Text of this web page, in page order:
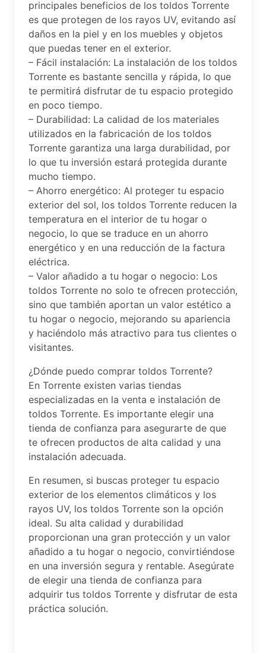
principales beneficios de los toldos Torrente
es que protegen de los rayos UV, evitando así
daños en la piel y en los muebles y objetos
que puedas tener en el exterior.
– Fácil instalación: La instalación de los toldos
Torrente es bastante sencilla y rápida, lo que
te permitirá disfrutar de tu espacio protegido
en poco tiempo.
– Durabilidad: La calidad de los materiales
utilizados en la fabricación de los toldos
Torrente garantiza una larga durabilidad, por
lo que tu inversión estará protegida durante
mucho tiempo.
– Ahorro energético: Al proteger tu espacio
exterior del sol, los toldos Torrente reducen la
temperatura en el interior de tu hogar o
negocio, lo que se traduce en un ahorro
energético y en una reducción de la factura
eléctrica.
– Valor añadido a tu hogar o negocio: Los
toldos Torrente no solo te ofrecen protección,
sino que también aportan un valor estético a
tu hogar o negocio, mejorando su apariencia
y haciéndolo más atractivo para tus clientes o
visitantes.
¿Dónde puedo comprar toldos Torrente?
En Torrente existen varias tiendas
especializadas en la venta e instalación de
toldos Torrente. Es importante elegir una
tienda de confianza para asegurarte de que
te ofrecen productos de alta calidad y una
instalación adecuada.
En resumen, si buscas proteger tu espacio
exterior de los elementos climáticos y los
rayos UV, los toldos Torrente son la opción
ideal. Su alta calidad y durabilidad
proporcionan una gran protección y un valor
añadido a tu hogar o negocio, convirtiéndose
en una inversión segura y rentable. Asegúrate
de elegir una tienda de confianza para
adquirir tus toldos Torrente y disfrutar de esta
práctica solución.